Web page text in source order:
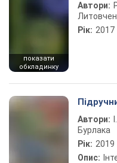
показати
обкладинку
Автори:
Рік: 2017
Автори:
Бурлака
Рік: 2019
Опис: